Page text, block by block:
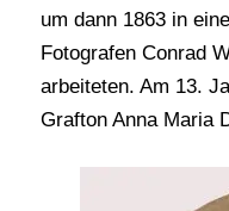
um dann 1863 in
Fotografen Conrad
arbeiteten. Am 13.
Grafton Anna Maria